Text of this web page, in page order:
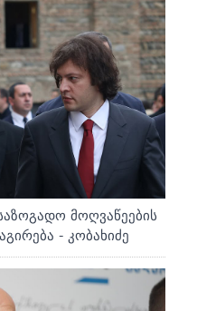
მოღვაწეების
- კობახიძე